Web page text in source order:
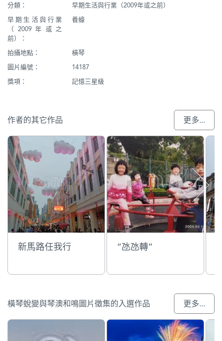
分類：
早期生活與行業（2009年或之前）
早期生活與行業
（2009年或之
前）：
養蠔
拍攝地點：
橫琴
圖片編號：
14187
獎項：
記憶三星級
作者的其它作品 更多...
新馬路任我行 “氹氹轉”
橫琴蛻變與琴澳和鳴圖片徵集的入選作品 更多...